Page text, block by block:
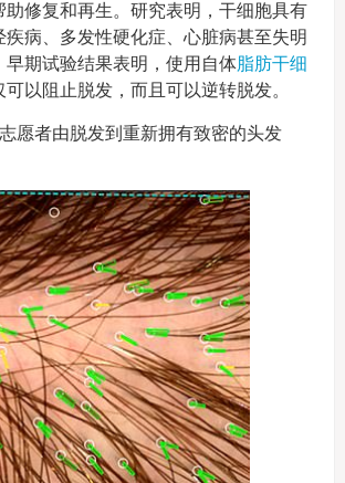
助修复和再生。研究表明，干细胞具有
疾病、多发性硬化症、心脏病甚至失明
早期试验结果表明，使用自体脂肪干细
以阻止脱发，而且可以逆转脱发。
愿者由脱发到重新拥有致密的头发